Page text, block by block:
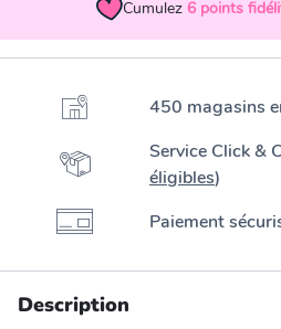
Cumulez 6 points
450 magasins
Service Click &
éligibles)
Paiement
Description